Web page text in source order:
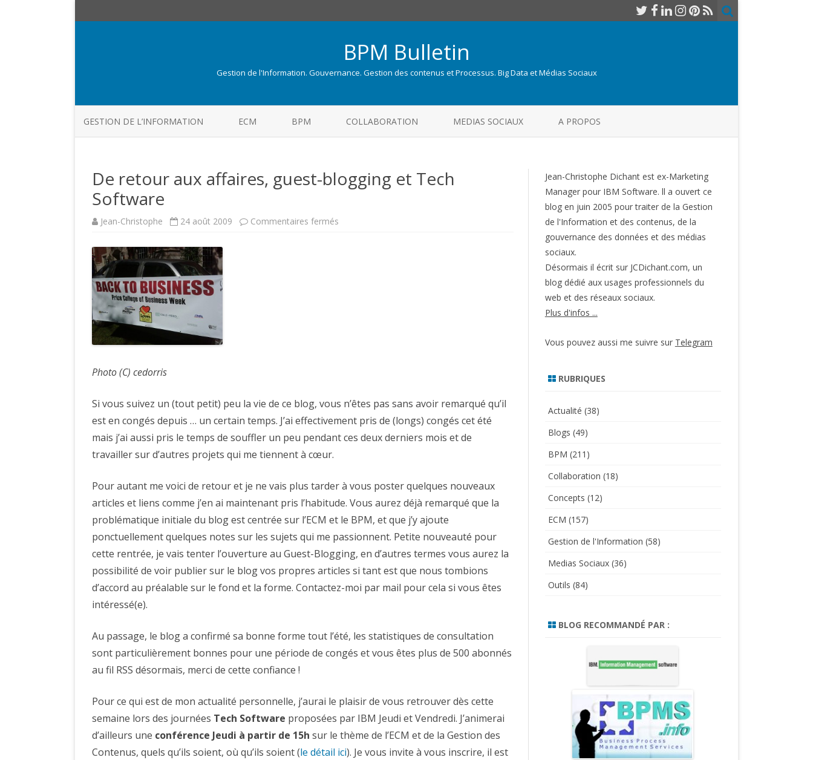
BPM Bulletin
Gestion de l'Information. Gouvernance. Gestion des contenus et Processus. Big Data et Médias Sociaux
to
GESTION DE L’INFORMATION ECM BPM COLLABORATION MEDIAS SOCIAUX A PROPOS
De retour aux affaires, guest-blogging et Tech
Software
Jean-Christophe 24 août 2009 Commentaires fermés
Photo (C) cedorris
Si vous suivez un (tout petit) peu la vie de ce blog, vous n’êtes pas sans avoir remarqué qu’il
est en congés depuis … un certain temps. J’ai effectivement pris de (longs) congés cet été
mais j’ai aussi pris le temps de souffler un peu pendant ces deux derniers mois et de
travailler sur d’autres projets qui me tiennent à cœur.
Pour autant me voici de retour et je ne vais plus tarder à vous poster quelques nouveaux
articles et liens comme j’en ai maintenant pris l’habitude. Vous aurez déjà remarqué que la
problématique initiale du blog est centrée sur l’ECM et le BPM, et que j’y ajoute
ponctuellement quelques notes sur les sujets qui me passionnent. Petite nouveauté pour
cette rentrée, je vais tenter l’ouverture au Guest-Blogging, en d’autres termes vous aurez la
possibilité de voir publier sur le blog vos propres articles si tant est que nous tombions
d’accord au préalable sur le fond et la forme. Contactez-moi par mail pour cela si vous êtes
intéressé(e).
Au passage, le blog a confirmé sa bonne forme tout l’été, les statistiques de consultation
sont particulièrement bonnes pour une période de congés et vous êtes plus de 500 abonnés
au fil RSS désormais, merci de cette confiance !
Pour ce qui est de mon actualité personnelle, j’aurai le plaisir de vous retrouver dès cette
semaine lors des journées Tech Software proposées par IBM Jeudi et Vendredi. J’animerai
d’ailleurs une conférence Jeudi à partir de 15h sur le thème de l’ECM et de la Gestion des
Contenus, quels qu’ils soient, où qu’ils soient (le détail ici). Je vous invite à vous inscrire, il est
Jean-Christophe Dichant est ex-Marketing
Manager pour IBM Software. ll a ouvert ce
blog en juin 2005 pour traiter de la Gestion
de l'Information et des contenus, de la
gouvernance des données et des médias
sociaux.
Désormais il écrit sur JCDichant.com, un
blog dédié aux usages professionnels du
web et des réseaux sociaux.
Plus d'infos ...
Vous pouvez aussi me suivre sur Telegram
RUBRIQUES
Actualité (38)
Blogs (49)
BPM (211)
Collaboration (18)
Concepts (12)
ECM (157)
Gestion de l'Information (58)
Medias Sociaux(36)
Outils (84)
BLOG RECOMMANDÉ PAR :